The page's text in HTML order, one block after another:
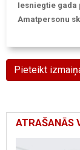
Iesniegtie gada
Amatpersonu
Pieteikt
ATRAŠANĀS